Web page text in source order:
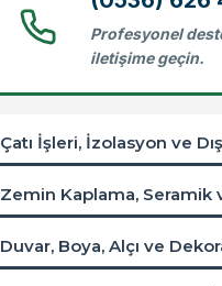
Profesyonel
iletişime geçin.
Çatı İşleri, İzolasyon ve
Zemin Kaplama, Seramik
Duvar, Boya, Alçı ve